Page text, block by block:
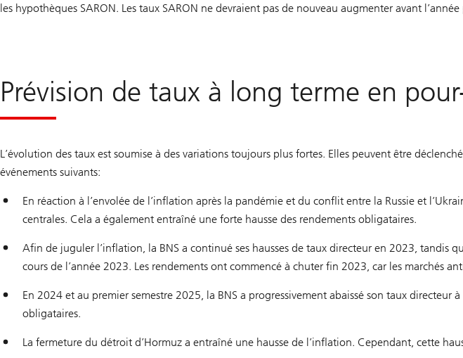
les hypothèques SARON. Les taux SARON ne devraient pas de nouveau augmenter avant
Prévision de taux à long terme en
L’évolution des taux est soumise à des variations toujours plus fortes. Elles peuvent être
événements suivants:
En réaction à l’envolée de l’inflation après la pandémie et du conflit entre la Russie et
centrales. Cela a également entraîné une forte hausse des rendements obligataires.
Afin de juguler l’inflation, la BNS a continué ses hausses de taux directeur en 2023, tandis
cours de l’année 2023. Les rendements ont commencé à chuter fin 2023, car les marchés
En 2024 et au premier semestre 2025, la BNS a progressivement abaissé son taux
obligataires.
La fermeture du détroit d’Hormuz a entraîné une hausse de l’inflation. Cependant, cette